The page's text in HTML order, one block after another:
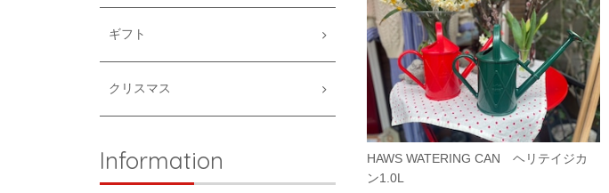
HAWS WATERING CAN ヘリテイジカ
ン1.0L
ギフト
クリスマス
Information